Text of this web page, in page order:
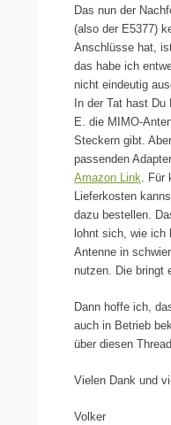
Das nun der
(also der E5377)
Anschlüsse hat,
das habe ich
nicht eindeutig
In der Tat hast
E. die MIMO-
Steckern gibt.
passenden
Amazon Link. Für
Lieferkosten
dazu bestellen.
lohnt sich, wie ich
Antenne in
nutzen. Die bringt
Dann hoffe ich,
auch in Betrieb
über diesen
Vielen Dank und
Volker